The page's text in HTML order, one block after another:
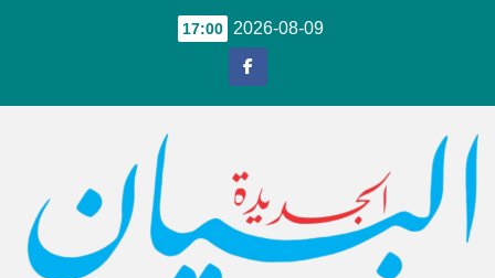
2026-08-09
17:00